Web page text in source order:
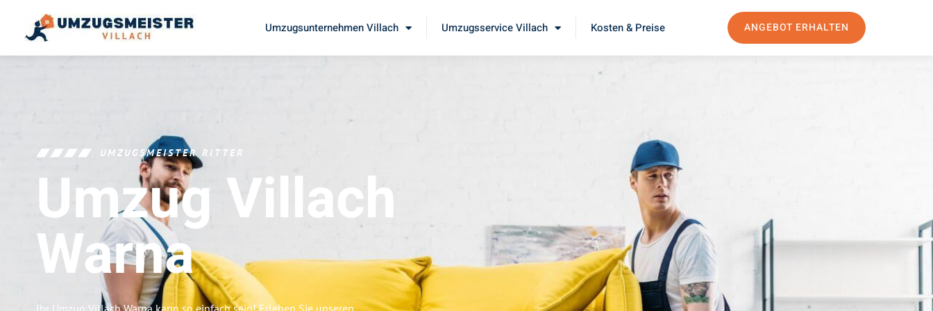
Umzugsunternehmen Villach Umzugsservice Villach Kosten & Preise ANGEBOT ERHALTEN
UMZUGSMEISTER RITTER
Umzug Villach
Warna
Ihr Umzug Villach Warna kann so einfach sein! Erleben Sie unseren